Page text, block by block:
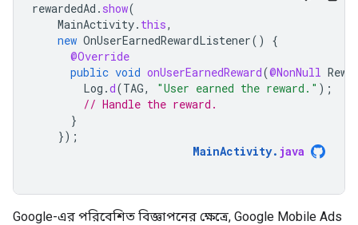
rewardedAd . show(
MainActivity. this,
new OnUserEarnedRewardListener()
{
@Override
public void onUserEarnedReward(@NonNull
Log .d(TAG, "User earned the reward." );
// Handle the reward.
}
});
MainActivity. java
Google-এর পরিবেশিত বিজ্ঞাপনের ক্ষেত্রে, Google Mobile Ads